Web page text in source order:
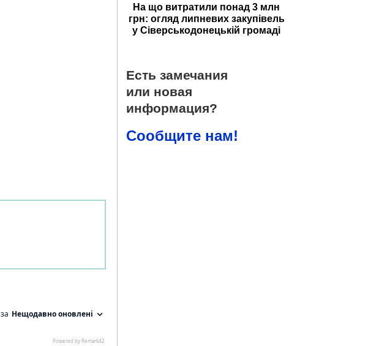
На що витратили понад 3 млн
грн: огляд липневих закупівель
у Сіверськодонецькій громаді
Есть замечания
или новая
информация?
Сообщите нам!